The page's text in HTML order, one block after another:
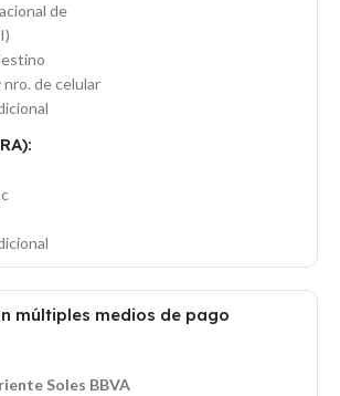
de
de celular
múltiples medios de pago
Soles BBVA